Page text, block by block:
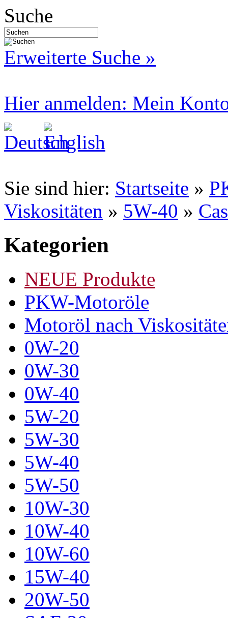
Suche
Erweiterte Suche »
Hier anmelden: Mein
Sie sind hier: Startseite »
Viskositäten » 5W-40 »
Kategorien
NEUE Produkte
PKW-Motoröle
Motoröl nach
0W-20
0W-30
0W-40
5W-20
5W-30
5W-40
5W-50
10W-30
10W-40
10W-60
15W-40
20W-50